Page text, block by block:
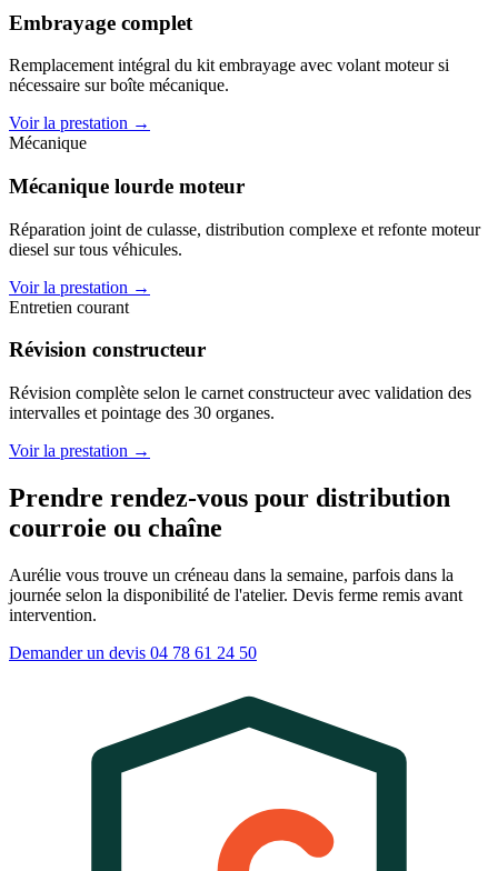
Embrayage complet
Remplacement intégral du kit embrayage avec volant moteur si
nécessaire sur boîte mécanique.
Voir la prestation →
Mécanique
Mécanique lourde moteur
Réparation joint de culasse, distribution complexe et refonte moteur
diesel sur tous véhicules.
Voir la prestation →
Entretien courant
Révision constructeur
Révision complète selon le carnet constructeur avec validation des
intervalles et pointage des 30 organes.
Voir la prestation →
Prendre rendez-vous pour distribution
courroie ou chaîne
Aurélie vous trouve un créneau dans la semaine, parfois dans la
journée selon la disponibilité de l'atelier. Devis ferme remis avant
intervention.
Demander un devis 04 78 61 24 50